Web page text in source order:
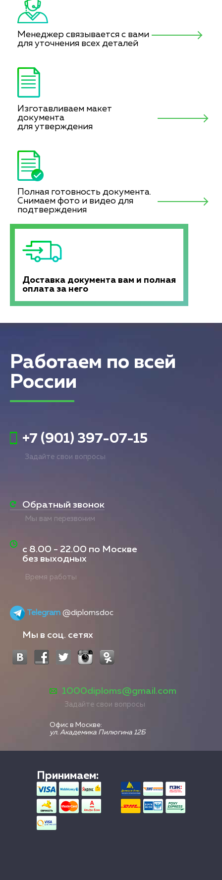
Менеджер связывается с вами
для уточнения всех деталей
Изготавливаем макет
документа
для утверждения
Полная готовность документа.
Снимаем фото и видео для
подтверждения
Доставка документа вам и полная
оплата за него
Работаем по всей
России
+7 (901) 397-07-15
Задайте свои вопросы
Обратный звонок
Мы вам перезвоним
с 8.00 - 22.00 по Москве
без выходных
Время работы
Telegram @diplomsdoc
Мы в соц. сетях
1000diploms@gmail.com
Задайте свои вопросы
Офис в Москве:
ул. Академика Пилюгина 12Б
Принимаем: